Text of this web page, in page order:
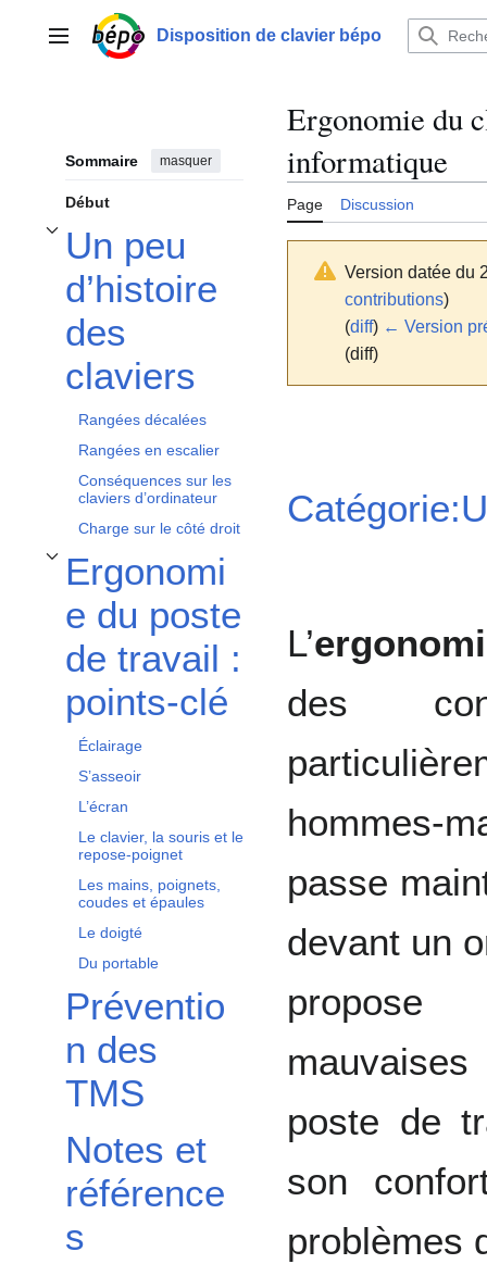
contenuMenu principalDisposition de clavier bépo
Sommaire masquer
Début
Un peu
d’histoire
des
claviers
Afficher / masquer la sous-section Un peu d’histoire des claviers
Rangées décalées
Rangées en escalier
Conséquences sur les
claviers d’ordinateur
Charge sur le côté droit
Ergonomi
e du poste
de travail :
points-clé
Afficher / masquer la sous-section Ergonomie du poste de travail : points-clé
Éclairage
S’asseoir
L’écran
Le clavier, la souris et le
repose-poignet
Les mains, poignets,
coudes et épaules
Le doigté
Du portable
Préventio
n des
TMS
Notes et
référence
s
Ergonomie du
informatique
Page Discussion
Version datée du
contributions)
(diff) ← Version
(diff)
L’
des
hommes-
passe
devant un
propose
poste de
son
problèmes